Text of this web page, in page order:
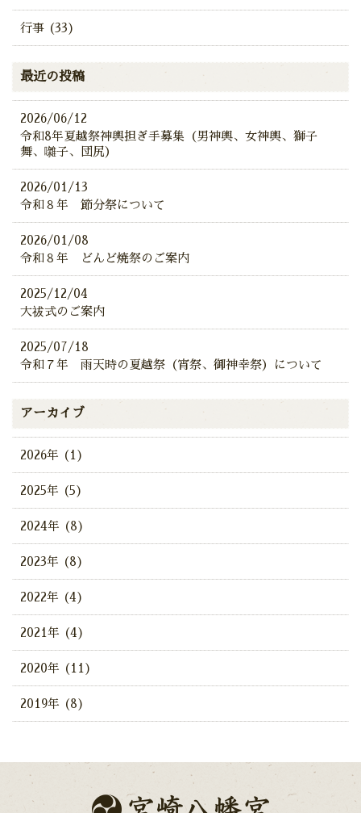
行事 (33)
最近の投稿
2026/06/12
令和8年夏越祭神輿担ぎ手募集（男神輿、女神輿、獅子
舞、囃子、団尻）
2026/01/13
令和８年 節分祭について
2026/01/08
令和８年 どんど焼祭のご案内
2025/12/04
大祓式のご案内
2025/07/18
令和７年 雨天時の夏越祭（宵祭、御神幸祭）について
アーカイブ
2026年 (1)
2025年 (5)
2024年 (8)
2023年 (8)
2022年 (4)
2021年 (4)
2020年 (11)
2019年 (8)